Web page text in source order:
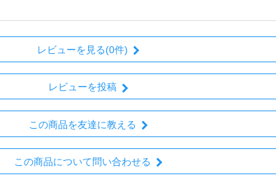
レビューを見る(0件)
レビューを投稿
この商品を友達に教える
この商品について問い合わせる